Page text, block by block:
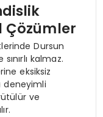
Çözümler
Dursun
kalmaz.
eksiksiz
deneyimli
ve